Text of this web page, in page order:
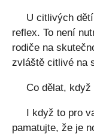
U citlivých
reflex. To není
rodiče na
zvláště citlivé na
Co dělat,
I když to pro
pamatujte, že je